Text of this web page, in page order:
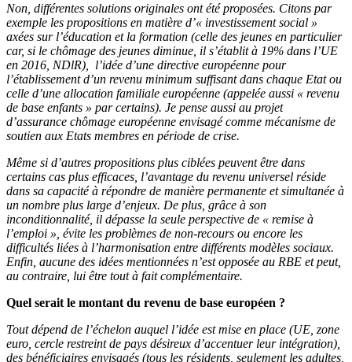
Non, différentes solutions originales ont été proposées. Citons par
exemple les propositions en matière d’« investissement social »
axées sur l’éducation et la formation (celle des jeunes en particulier
car, si le chômage des jeunes diminue, il s’établit à 19% dans l’UE
en 2016, NDlR), l’idée d’une directive européenne pour
l’établissement d’un revenu minimum suffisant dans chaque Etat ou
celle d’une allocation familiale européenne (appelée aussi « revenu
de base enfants » par certains). Je pense aussi au projet
d’assurance chômage européenne envisagé comme mécanisme de
soutien aux Etats membres en période de crise.
Même si d’autres propositions plus ciblées peuvent être dans
certains cas plus efficaces, l’avantage du revenu universel réside
dans sa capacité à répondre de manière permanente et simultanée à
un nombre plus large d’enjeux. De plus, grâce à son
inconditionnalité, il dépasse la seule perspective de « remise à
l’emploi », évite les problèmes de non-recours ou encore les
difficultés liées à l’harmonisation entre différents modèles sociaux.
Enfin, aucune des idées mentionnées n’est opposée au RBE et peut,
au contraire, lui être tout à fait complémentaire.
Quel serait le montant du revenu de base européen ?
Tout dépend de l’échelon auquel l’idée est mise en place (UE, zone
euro, cercle restreint de pays désireux d’accentuer leur intégration),
des bénéficiaires envisagés (tous les résidents, seulement les adultes,